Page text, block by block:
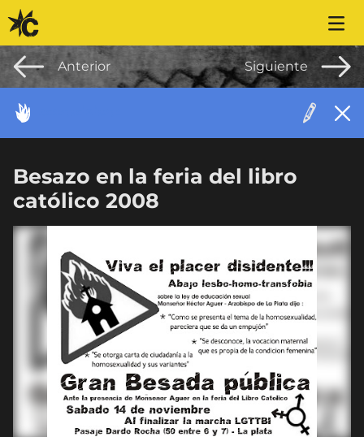
Saltar al contenido
Anterior Siguiente
Besazo en la feria del libro
católico 2008